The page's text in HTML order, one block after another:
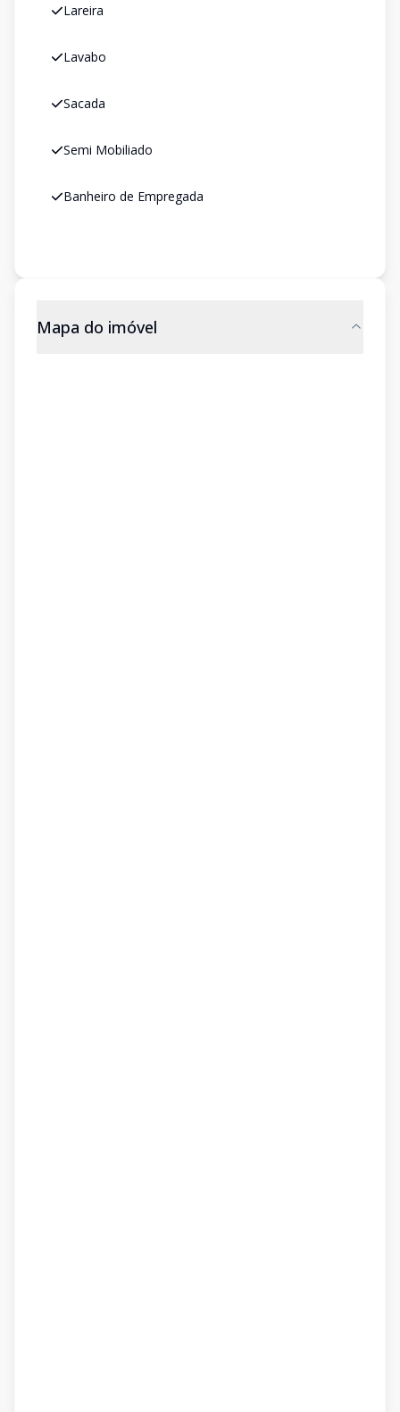
Lareira
Lavabo
Sacada
Semi Mobiliado
Banheiro de Empregada
Mapa do imóvel